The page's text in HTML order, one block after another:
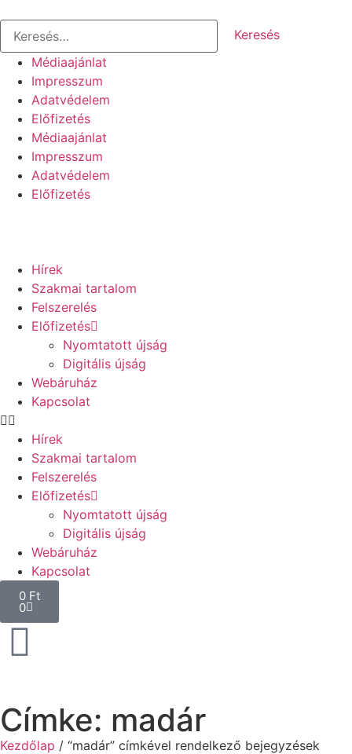
Médiaajánlat
Impresszum
Adatvédelem
Előfizetés
Médiaajánlat
Impresszum
Adatvédelem
Előfizetés
Hírek
Szakmai tartalom
Felszerelés
Előfizetés
Nyomtatott újság
Digitális újság
Webáruház
Kapcsolat
Hírek
Szakmai tartalom
Felszerelés
Előfizetés
Nyomtatott újság
Digitális újság
Webáruház
Kapcsolat
0 Ft
0
Címke: madár
Kezdőlap / “madár” címkével rendelkező bejegyzések